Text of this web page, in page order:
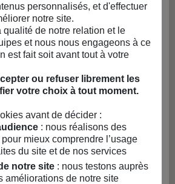
activement pour agir pour une
Avec d’autres étudiants, ils créent
pour provoquer une prise de
et un passage à l’action des
de l’INSA, puis l'association
pour promouvoir chez les
de sens dans leur futur métier
commence à germer pendant
en 2018. Rentrés à l’INSA
l'aéronautique et avec l’envie de
leurs parcours associatifs, leurs
ont fait évoluer leurs
personnalisés, et d'effectuer
notre site.
qualité de notre relation et le
et nous nous engageons à ce
est fait soit avant tout à votre
ou refuser librement les
votre choix à tout moment.
avant de décider :
: nous réalisons des
mieux comprendre l’usage
du site et de nos services
notre site: nous testons auprès
améliorations de notre site